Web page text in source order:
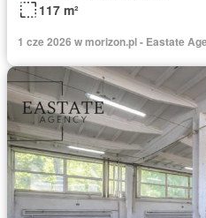
117 m²
1 cze 2026 w morizon.pl - Eastate